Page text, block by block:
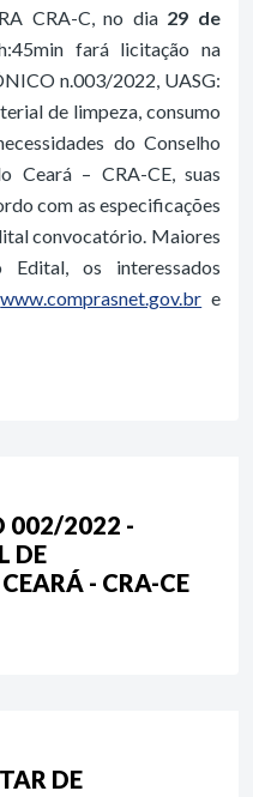
CRA-C, no dia 29 de
fará licitação na
n.003/2022, UASG:
de limpeza, consumo
do Conselho
Ceará – CRA-CE, suas
com as especificações
convocatório. Maiores
Edital, os interessados
www.comprasnet.gov.br e
002/2022 -
DE
- CRA-CE
DE